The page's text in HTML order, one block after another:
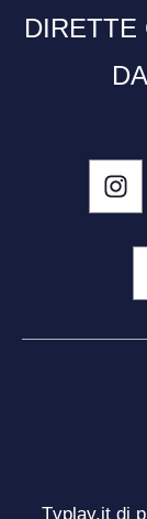
DIRETTE
Tvplay.it di